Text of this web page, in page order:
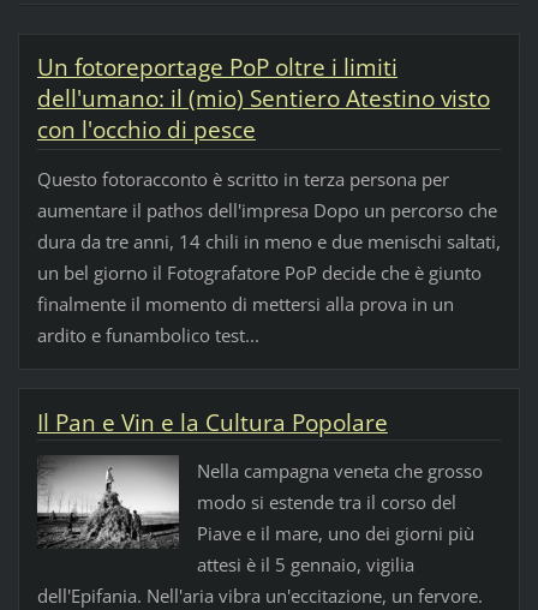
Un fotoreportage PoP oltre i limiti
dell'umano: il (mio) Sentiero Atestino visto
con l'occhio di pesce
Questo fotoracconto è scritto in terza persona per
aumentare il pathos dell'impresa Dopo un percorso che
dura da tre anni, 14 chili in meno e due menischi saltati,
un bel giorno il Fotografatore PoP decide che è giunto
finalmente il momento di mettersi alla prova in un
ardito e funambolico test...
Il Pan e Vin e la Cultura Popolare
Nella campagna veneta che grosso
modo si estende tra il corso del
Piave e il mare, uno dei giorni più
attesi è il 5 gennaio, vigilia
dell'Epifania. Nell'aria vibra un'eccitazione, un fervore.